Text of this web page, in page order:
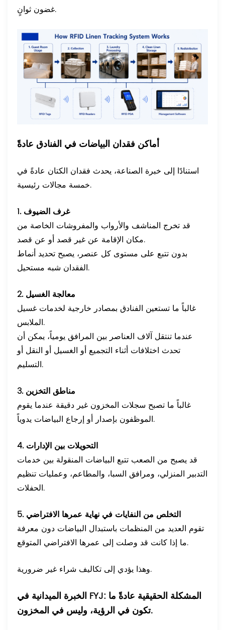
غضون ثوانٍ.
أماكن فقدان البياضات في الفنادق عادةً
استنادًا إلى خبرة الصناعة، يحدث فقدان الكتان عادةً في
خمسة مجالات رئيسية.
1. غرف الضيوف
قد تخرج المناشف والأرواب والمفروشات الخاصة من
مكان الإقامة عن غير قصد أو عن قصد.
بدون تتبع على مستوى كل عنصر، يصبح تحديد أنماط
الفقدان شبه مستحيل.
2. معالجة الغسيل
غالباً ما تستعين الفنادق بمصادر خارجية لخدمات غسيل
الملابس.
عندما تنتقل آلاف العناصر بين المرافق يومياً، يمكن أن
تحدث اختلافات أثناء التجميع أو الغسيل أو النقل أو
التسليم.
3. مناطق التخزين
غالباً ما تصبح سجلات المخزون غير دقيقة عندما يقوم
الموظفون بإصدار أو إرجاع البياضات يدوياً.
4. التحويلات بين الإدارات
قد يصبح من الصعب تتبع البياضات المنقولة بين خدمات
التدبير المنزلي، ومرافق السبا، والمطاعم، وعمليات تنظيم
الحفلات.
5. التخلص من النفايات في نهاية عمرها الافتراضي
تقوم العديد من المنظمات باستبدال البياضات دون معرفة
ما إذا كانت قد وصلت إلى عمرها الافتراضي المتوقع.
وهذا يؤدي إلى تكاليف شراء غير ضرورية.
الخبرة الميدانية في FYJ: المشكلة الحقيقية عادةً ما
تكون في الرؤية، وليس في المخزون.